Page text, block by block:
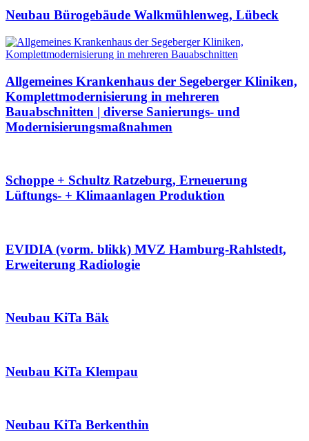
Neubau Bürogebäude Walkmühlenweg, Lübeck
Allgemeines Krankenhaus der Segeberger Kliniken,
Komplettmodernisierung in mehreren
Bauabschnitten | diverse Sanierungs- und
Modernisierungsmaßnahmen
Schoppe + Schultz Ratzeburg, Erneuerung
Lüftungs- + Klimaanlagen Produktion
EVIDIA (vorm. blikk) MVZ Hamburg-Rahlstedt,
Erweiterung Radiologie
Neubau KiTa Bäk
Neubau KiTa Klempau
Neubau KiTa Berkenthin